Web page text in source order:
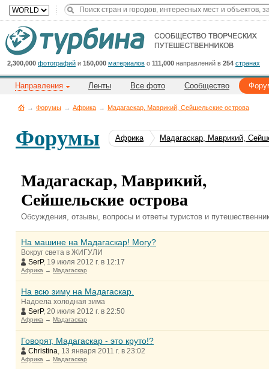
2,300,000 фотографий и 150,000 материалов о 111,000 направлений в 254 странах
Направления Ленты Все фото Сообщество
→ Форумы → Африка → Мадагаскар, Маврикий, Сейшельские острова
Форумы Африка Мадагаскар, Маврикий,
Мадагаскар, Маврикий,
Сейшельские острова
Обсуждения, отзывы, вопросы и ответы туристов и
На машине на Мадагаскар! Могу?
Вокруг света в ЖИГУЛИ
SerP, 19 июля 2012 г. в 12:17
Африка → Мадагаскар
На всю зиму на Мадагаскар.
Надоела холодная зима
SerP, 20 июля 2012 г. в 22:50
Африка → Мадагаскар
Говорят, Мадагаскар - это круто!?
Christina, 13 января 2011 г. в 23:02
Африка → Мадагаскар
Cейчас
на
сайте:
Title
Button